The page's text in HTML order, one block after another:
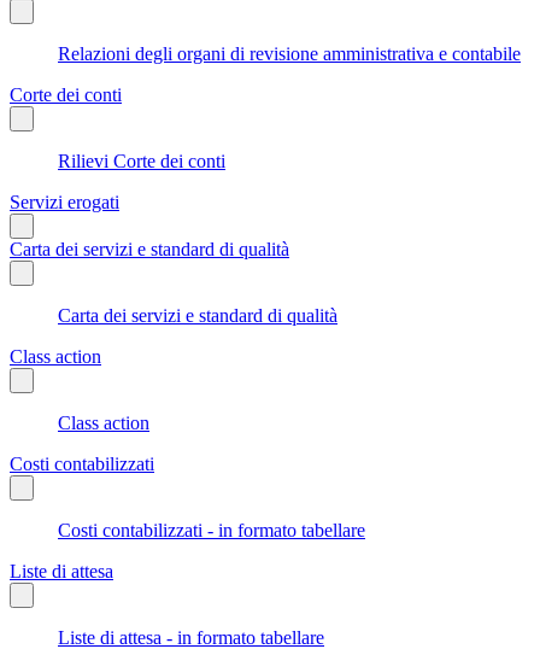
Relazioni degli organi di revisione amministrativa e contabile
Corte dei conti
Rilievi Corte dei conti
Servizi erogati
Carta dei servizi e standard di qualità
Carta dei servizi e standard di qualità
Class action
Class action
Costi contabilizzati
Costi contabilizzati - in formato tabellare
Liste di attesa
Liste di attesa - in formato tabellare